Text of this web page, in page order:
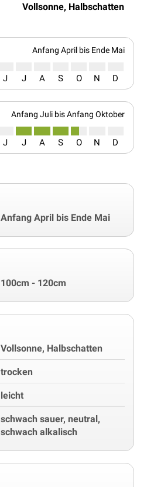
Vollsonne, Halbschatten
Anfang April bis Ende Mai
J J A S O N D
Anfang Juli bis Anfang Oktober
J J A S O N D
Anfang April bis Ende Mai
100cm - 120cm
Vollsonne, Halbschatten
trocken
leicht
schwach sauer, neutral,
schwach alkalisch